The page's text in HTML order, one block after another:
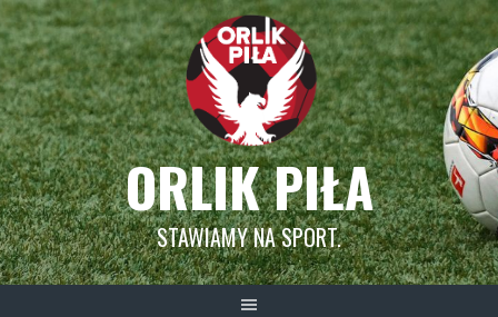
Skip
to
content
ORLIK PIŁA
STAWIAMY NA SPORT.